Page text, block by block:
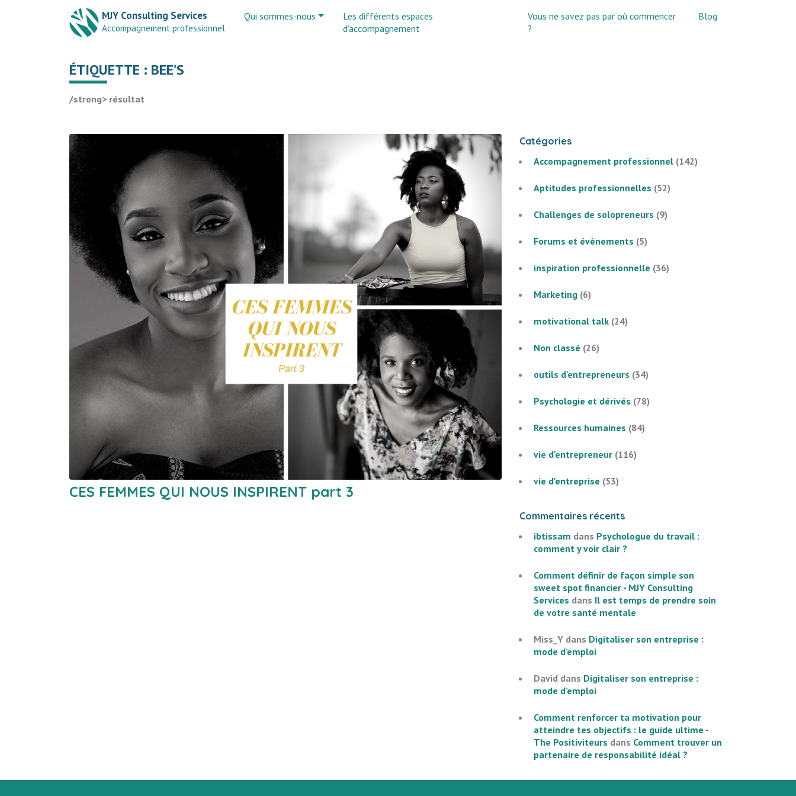
MJY Consulting Services
Accompagnement professionnel
Qui sommes-nous
Les différents espaces
d’accompagnement
Vous ne savez pas par où commencer
?
Blog
ÉTIQUETTE : BEE’S
/strong> résultat
CES FEMMES QUI NOUS INSPIRENT part 3
Catégories
Accompagnement professionnel (142)
Aptitudes professionnelles (52)
Challenges de solopreneurs (9)
Forums et évènements (5)
inspiration professionnelle (36)
Marketing (6)
motivational talk (24)
Non classé (26)
outils d'entrepreneurs (34)
Psychologie et dérivés (78)
Ressources humaines (84)
vie d'entrepreneur (116)
vie d'entreprise (53)
Commentaires récents
ibtissam dans Psychologue du travail :
comment y voir clair ?
Comment définir de façon simple son
sweet spot financier - MJY Consulting
Services dans Il est temps de prendre soin
de votre santé mentale
Miss_Y dans Digitaliser son entreprise :
mode d’emploi
David dans Digitaliser son entreprise :
mode d’emploi
Comment renforcer ta motivation pour
atteindre tes objectifs : le guide ultime -
The Positiviteurs dans Comment trouver un
partenaire de responsabilité idéal ?